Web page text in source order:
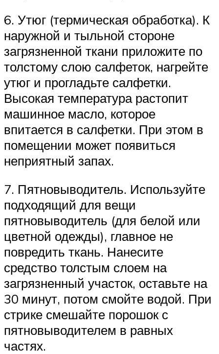
6. Утюг (термическая обработка). К
наружной и тыльной стороне
загрязненной ткани приложите по
толстому слою салфеток, нагрейте
утюг и прогладьте салфетки.
Высокая температура растопит
машинное масло, которое
впитается в салфетки. При этом в
помещении может появиться
неприятный запах.
7. Пятновыводитель. Используйте
подходящий для вещи
пятновыводитель (для белой или
цветной одежды), главное не
повредить ткань. Нанесите
средство толстым слоем на
загрязненный участок, оставьте на
30 минут, потом смойте водой. При
стрике смешайте порошок с
пятновыводителем в равных
частях.